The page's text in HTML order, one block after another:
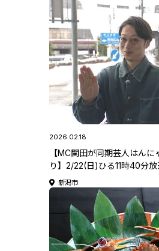
2026.02.18
【MC関田が同期芸人はんに
り】2/22(日)ひる11時40分
ンデープラス」
新潟市